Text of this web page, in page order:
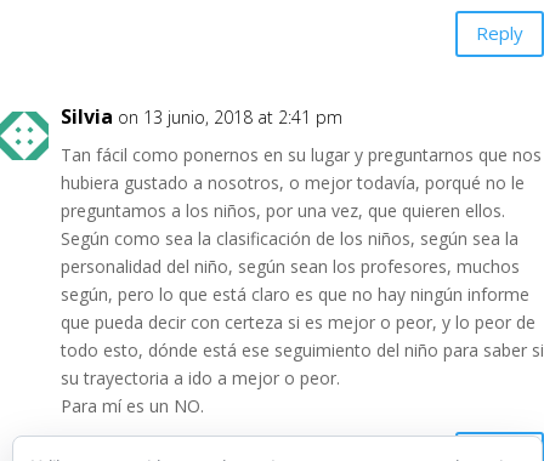
Reply
Silvia on 13 junio, 2018 at 2:41 pm
Tan fácil como ponernos en su lugar y preguntarnos que nos
hubiera gustado a nosotros, o mejor todavía, porqué no le
preguntamos a los niños, por una vez, que quieren ellos.
Según como sea la clasificación de los niños, según sea la
personalidad del niño, según sean los profesores, muchos
según, pero lo que está claro es que no hay ningún informe
que pueda decir con certeza si es mejor o peor, y lo peor de
todo esto, dónde está ese seguimiento del niño para saber si
su trayectoria a ido a mejor o peor.
Para mí es un NO.
Reply